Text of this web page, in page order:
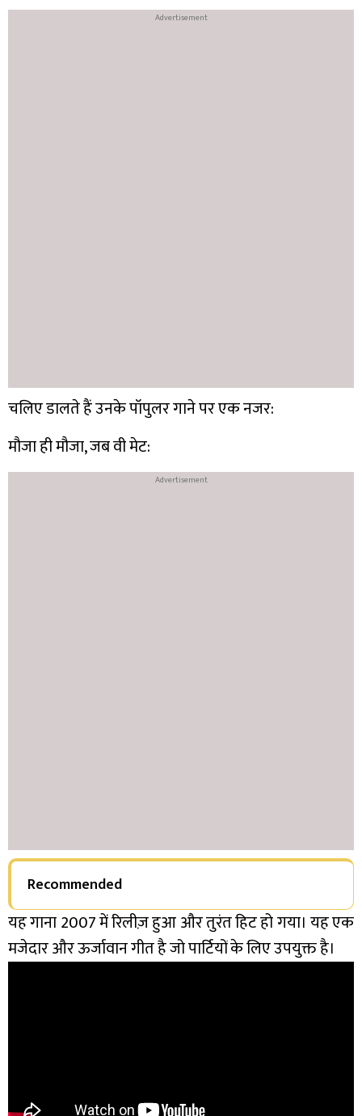
चलिए डालते हैं उनके पॉपुलर गाने पर एक नजर:
मौजा ही मौजा, जब वी मेट:
Recommended
यह गाना 2007 में रिलीज़ हुआ और तुरंत हिट हो गया। यह एक
मजेदार और ऊर्जावान गीत है जो पार्टियों के लिए उपयुक्त है।